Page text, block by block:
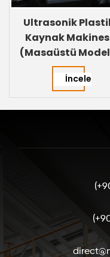
Ultrasonik
Kaynak
(Masaüstü
İncele